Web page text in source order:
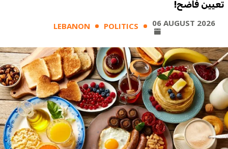
تعيين فاضح!
LEBANON POLITICS 06 AUGUST 2026